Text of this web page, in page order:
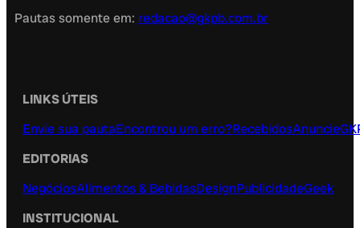
Pautas somente em: redacao@gkpb.com.br
LINKS ÚTEIS
Envie sua pautaEncontrou um erro?RecebidosAnuncie
EDITORIAS
NegóciosAlimentos & BebidasDesignPublicidadeGeek
INSTITUCIONAL